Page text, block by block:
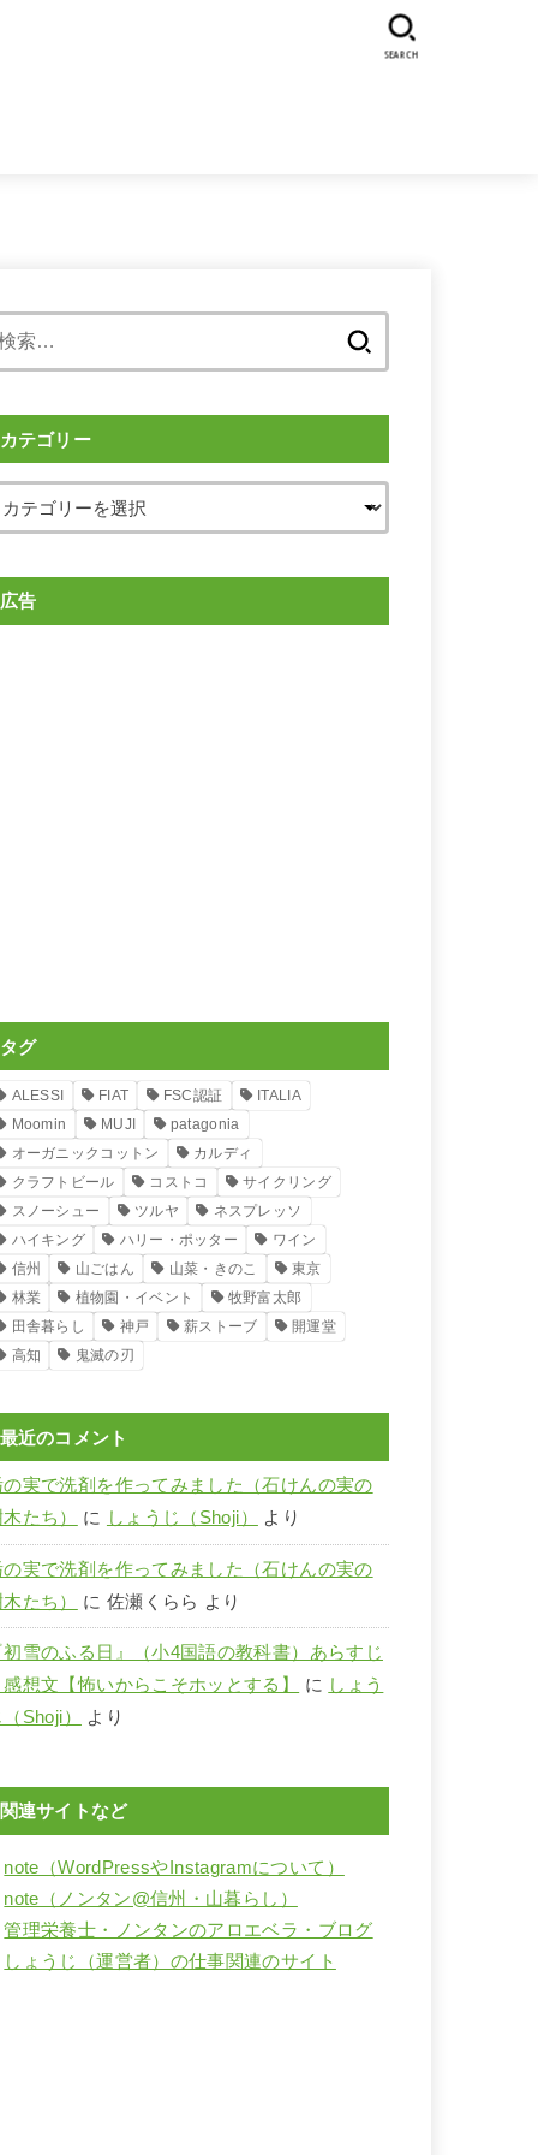
SEARCH
カテゴリー
広告
タグ
ALESSI FIAT FSC認証
ITALIA
Moomin
MUJI
patagonia
オーガニックコットン
カルディ
クラフトビール
コストコ
サイクリング
スノーシュー
ツルヤ
ネスプレッソ
ハイキング
ハリー・ポッター
ワイン
信州
山ごはん 山菜・きのこ
東京
林業
植物園・イベント
牧野富太郎
田舎暮らし
神戸 薪ストーブ
開運堂
高知
鬼滅の刃
最近のコメント
の実で洗剤を作ってみました（石けんの実の
たち）
に しょうじ（Shoji） より
の実で洗剤を作ってみました（石けんの実の
たち）
に 佐瀬くらら より
初雪のふる日』（小4国語の教科書）あらすじ
感想文【怖いからこそホッとする】
に しょう
Shoji）
より
関連サイトなど
note（WordPressやInstagramについて）
note（ノンタン@信州・山暮らし）
管理栄養士・ノンタンのアロエベラ・ブログ
しょうじ（運営者）の仕事関連のサイト